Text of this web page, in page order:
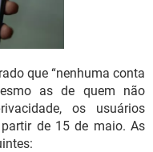
que “nenhuma conta
as de quem não
os usuários
de 15 de maio. As